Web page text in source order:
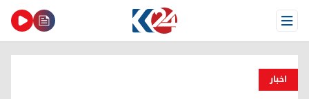
Open Menu
اخبار